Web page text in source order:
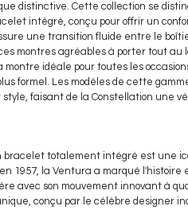
distinctive. Cette collection se
intégré, conçu pour offrir un
une transition fluide entre le
montres agréables à porter tout au
idéale pour toutes les
formel. Les modèles de cette
faisant de la Constellation une
bracelet totalement intégré est une
1957, la Ventura a marqué
avec son mouvement innovant à
conçu par le célèbre designer